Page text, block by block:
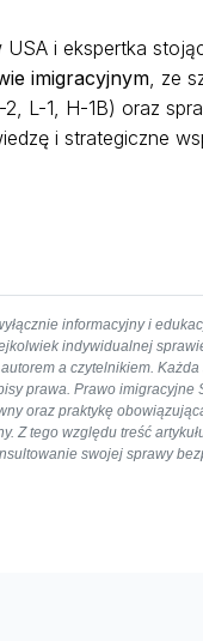
i ekspertka
imigracyjnym , ze
2, L-1, H-1B) oraz
i strategiczne
informacyjny i
indywidualnej
a czytelnikiem.
prawa. Prawo imigracyjne
oraz praktykę
Z tego względu treść
swojej sprawy